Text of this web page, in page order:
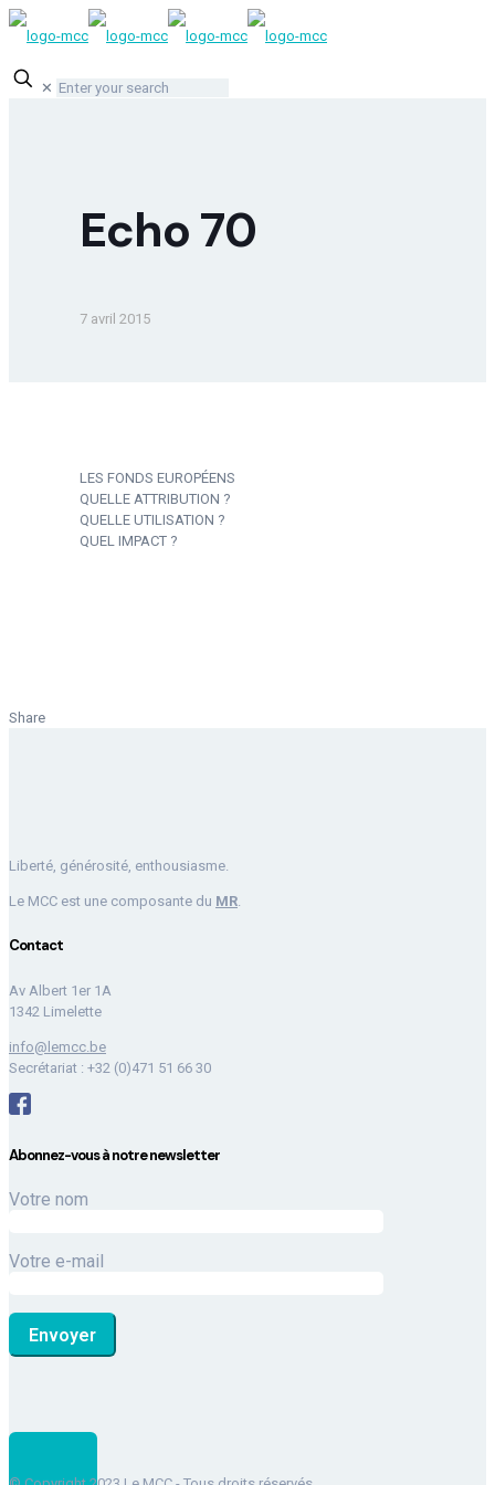
✕
Echo 70
7 avril 2015
LES FONDS EUROPÉENS
QUELLE ATTRIBUTION ?
QUELLE UTILISATION ?
QUEL IMPACT ?
Share
Liberté, générosité, enthousiasme.
Le MCC est une composante du MR
Contact
Av Albert 1er 1A
1342 Limelette
info@lemcc.be
Secrétariat : +32 (0)471 51 66 30
Abonnez-vous à notre newsletter
Votre nom
Votre e-mail